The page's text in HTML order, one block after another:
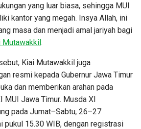
yang luar biasa, sehingga MUI
kantor yang megah. Insya Allah, ini
masa dan menjadi amal jariyah bagi
Mutawakkil.
Kiai Mutawakkil juga
resmi kepada Gubernur Jawa Timur
dan memberikan arahan pada
MUI Jawa Timur. Musda XI
pada Jumat–Sabtu, 26–27
pukul 15.30 WIB, dengan registrasi